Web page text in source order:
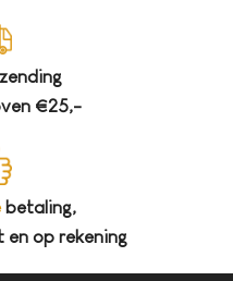
€25,-
betaling,
en op rekening